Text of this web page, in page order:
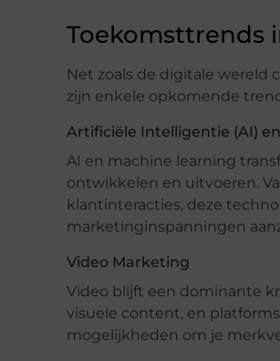
Toekomsttrends
Net zoals de digitale wereld
zijn enkele opkomende
Artificiële Intelligentie (AI)
AI en machine learning
ontwikkelen en uitvoeren.
klantinteracties, deze
marketinginspanningen
Video Marketing
Video blijft een dominante
visuele content, en
mogelijkheden om je